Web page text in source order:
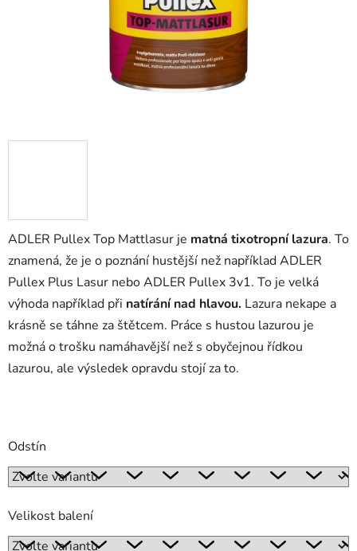
ADLER Pullex Top Mattlasur je matná tixotropní lazura. To
znamená, že je o poznání hustější než například ADLER
Pullex Plus Lasur nebo ADLER Pullex 3v1. To je velká
výhoda například při natírání nad hlavou. Lazura nekape a
krásně se táhne za štětcem. Práce s hustou lazurou je
možná o trošku namáhavější než s obyčejnou řídkou
lazurou, ale výsledek opravdu stojí za to.
Odstín
Velikost balení